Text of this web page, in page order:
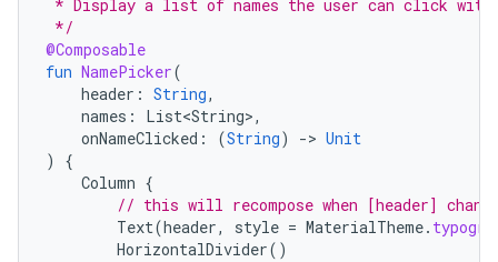
* Display a list of names the user can click with
*/
@Composable
fun NamePicker(
header : String,
names : List<String>,
onNameClicked : (String) -> Unit
)
{
Column {
// this will recompose when [header]
Text(header, style = MaterialTheme.
HorizontalDivider()